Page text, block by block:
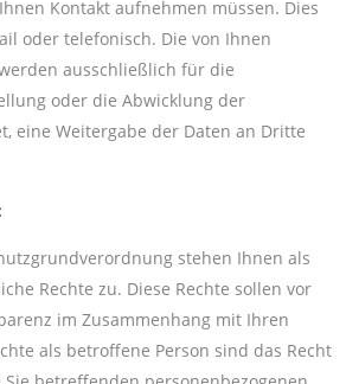
Kontakt aufnehmen müssen. Dies
oder telefonisch. Die von Ihnen
ausschließlich für die
oder die Abwicklung der
eine Weitergabe der Daten an Dritte
stehen Ihnen als
Rechte zu. Diese Rechte sollen vor
im Zusammenhang mit Ihren
als betroffene Person sind das Recht